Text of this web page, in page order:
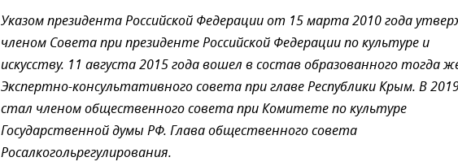
Указом президента Российской Федерации от 15 марта 2010 года
членом Совета при президенте Российской Федерации по культуре и
искусству. 11 августа 2015 года вошел в состав образованного тогда
Экспертно-консультативного совета при главе Республики Крым. В
стал членом общественного совета при Комитете по культуре
Государственной думы РФ. Глава общественного совета
Росалкогольрегулирования.